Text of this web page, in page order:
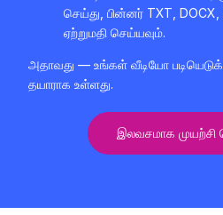
செய்து, பின்னர் TXT,
ஏற்றுமதி செய்யவும்.
அதாவது — உங்கள் வீடியோ
தயாராக உள்ளது.
இலவசமாக முயற்சி